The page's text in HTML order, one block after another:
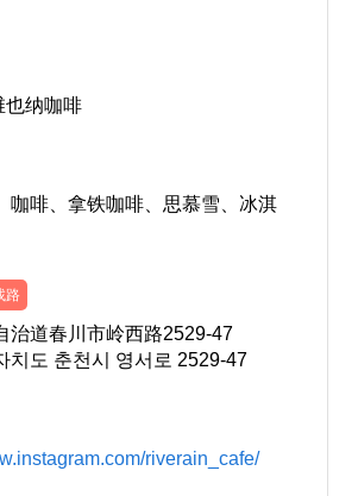
也纳咖啡
咖啡、拿铁咖啡、思慕雪、冰淇
路
治道春川市岭西路2529-47
치도 춘천시 영서로 2529-47
riverain_cafe/